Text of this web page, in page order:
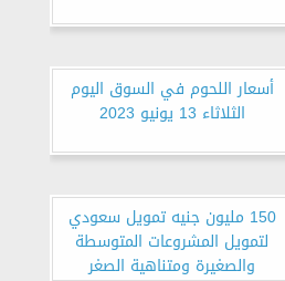
أسعار اللحوم في السوق اليوم
الثلاثاء 13 يونيو 2023
150 مليون جنيه تمويل سعودي
لتمويل المشروعات المتوسطة
والصغيرة ومتناهية الصغر